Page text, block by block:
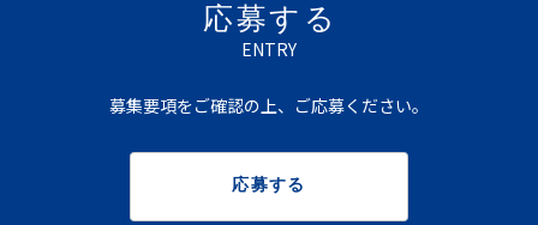
応募する
ENTRY
募集要項をご確認の上、ご応募ください。
応募する